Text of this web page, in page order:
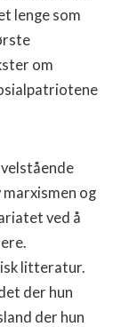
lenge som
om
og
ved å
litteratur.
der hun
der hun